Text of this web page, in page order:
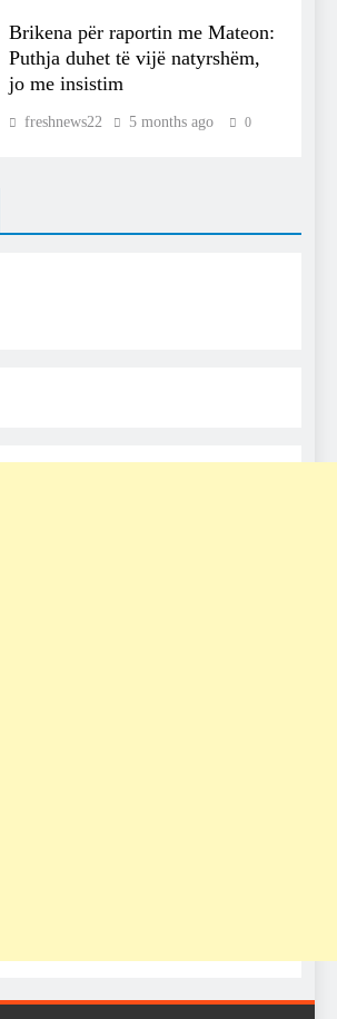
Brikena për raportin me Mateon:
Puthja duhet të vijë natyrshëm,
jo me insistim
freshnews22 5 months ago 0